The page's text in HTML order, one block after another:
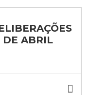
DE ABRIL